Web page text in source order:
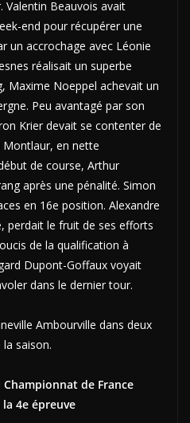
Valentin Beauvois avait
end pour récupérer une
un accrochage avec Léonie
réalisait un superbe
Maxime Noeppel achevait un
Peu avantagé par son
Krier devait se contenter de
Montlaur, en nette
de course, Arthur
après une pénalité. Simon
en 16e position. Alexandre
perdait le fruit de ses efforts
de la qualification à
Dupont-Goffaux voyait
dans le dernier tour.
Ambourville dans deux
saison.
de France
4e épreuve